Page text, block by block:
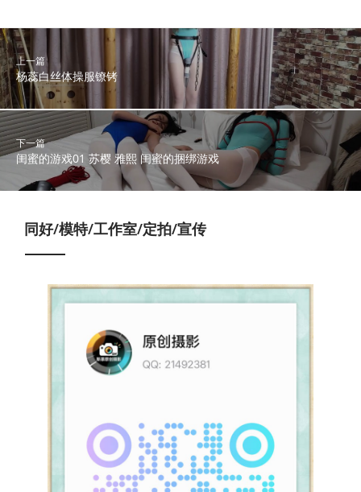
上一篇
杨蕊白丝体操服镣铐
下一篇
闺蜜的游戏01 苏樱 雅熙 闺蜜的捆绑游戏
同好/模特/工作室/定拍/宣传